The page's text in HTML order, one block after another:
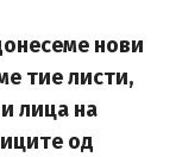
нови
тие листи,
лица на
од